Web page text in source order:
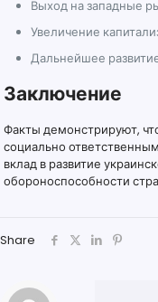
Выход на западные
Увеличение
Дальнейшее
Заключение
Факты демонстрируют,
социально
вклад в развитие
обороноспособности
Share